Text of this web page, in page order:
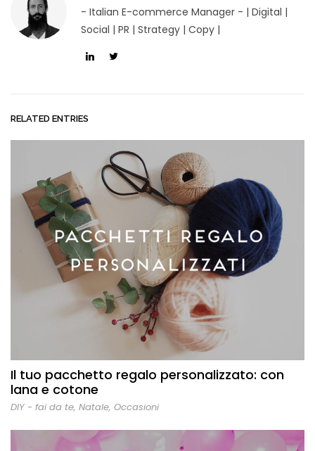
- Italian E-commerce Manager - | Digital |
Social | PR | Strategy | Copy |
RELATED ENTRIES
Il tuo pacchetto regalo personalizzato: con
lana e cotone
DIY - fai da te, Natale, Occasioni